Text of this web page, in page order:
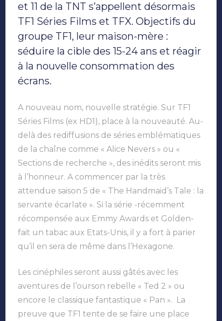
groupe
TF1
font
peau
neuve
et 11 de la TNT s’appellent désormais
TF1 Séries Films et TFX. Objectifs du
groupe TF1, leur maison-mère :
séduire la cible des 15-24 ans et réagir
à la nouvelle consommation des
écrans.
A nouveau nom, nouvelle stratégie. Sur TF1
Séries Films (ex HD1), place à la nouveauté. Au-
delà des rediffusions de séries emblématiques
de la chaîne comme « Alice Nevers » ou «
Sections de recherche », des inédits seront mis
à l’honneur. A commencer par la très
attendue saison 5 de « The Handmaid’s Tale : la
servante écarlate ». Si la série -récemment
récompensée aux Emmy Awards et Golden-
fait un tabac aux Etats-Unis, il y a fort à parier
qu’il en sera de même dans l’Hexagone.
Les cinéphiles seront aussi gâtés avec les
aventures de l’ourson rebelle « Ted 2 » ou
encore le classique fantastique « Pan ». La
preuve que TF1 tente de se faire une place